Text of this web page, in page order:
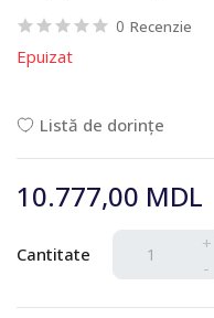
0 Recenzie
Epuizat
Listă de dorințe
10.777,00 MDL
Cantitate
+
-